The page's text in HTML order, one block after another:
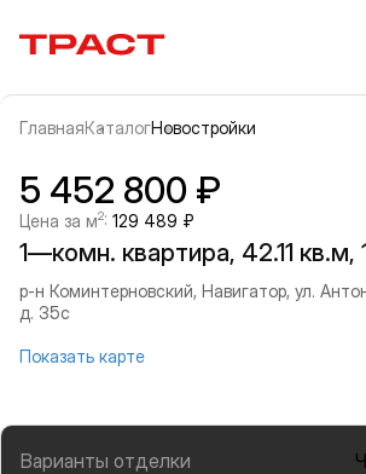
Траст | Служба недвижимости
ГлавнаяКаталогНовостройки
Информация об объекте
Галерея
5 452 800 ₽
Цена за м2: 129 489 ₽
1—комн. квартира, 42.11 кв.м,
р-н Коминтерновский, Навигатор, ул.
д. 35с
Показать карте
Варианты отделки